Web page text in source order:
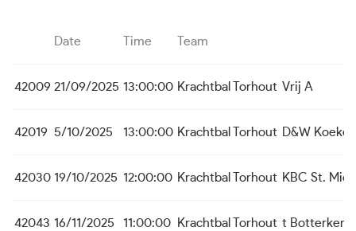
Date Time Team
42009 21/09/2025 13:00:00 Krachtbal Torhout Vrij A
42019 5/10/2025 13:00:00 Krachtbal Torhout D&W
42030 19/10/2025 12:00:00 Krachtbal Torhout KBC St.
42043 16/11/2025 11:00:00 Krachtbal Torhout t Botterken